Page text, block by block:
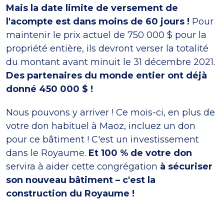
Mais la date limite de versement de
l'acompte est dans moins de 60 jours ! Pour
maintenir le prix actuel de 750 000 $ pour la
propriété entière, ils devront verser la totalité
du montant avant minuit le 31 décembre 2021.
Des partenaires du monde entier ont déjà
donné 450 000 $ !
Nous pouvons y arriver ! Ce mois-ci, en plus de
votre don habituel à Maoz, incluez un don
pour ce bâtiment ! C'est un investissement
dans le Royaume. Et 100 % de votre don
servira à aider cette congrégation à sécuriser
son nouveau bâtiment – c'est la
construction du Royaume !